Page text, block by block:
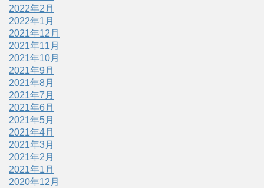
2022年2月
2022年1月
2021年12月
2021年11月
2021年10月
2021年9月
2021年8月
2021年7月
2021年6月
2021年5月
2021年4月
2021年3月
2021年2月
2021年1月
2020年12月